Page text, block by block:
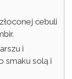
cebuli
i
smaku solą i